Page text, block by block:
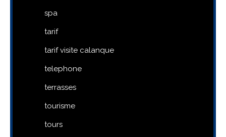
spa
tarif
tarif visite calanque
telephone
terrasses
tourisme
tours